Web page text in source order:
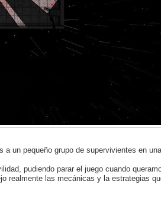
un pequeño grupo de supervivientes en
pudiendo parar el juego cuando
realmente las mecánicas y la estrategias